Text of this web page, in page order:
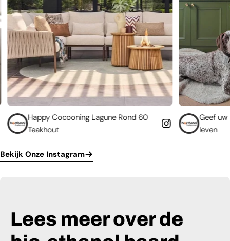
Lagune Rond 60
Geef uw bestaande haard
Bekijk Onze Instagram
Lees meer over de